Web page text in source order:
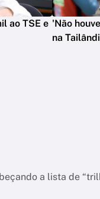
ao TSE e 'Não
na
a lista de